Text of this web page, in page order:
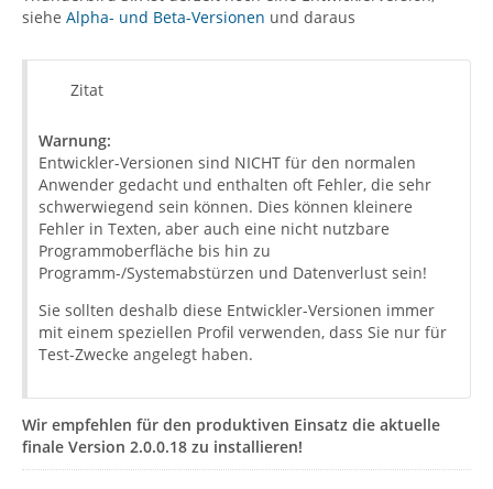
siehe Alpha- und Beta-Versionen und daraus
Zitat
Warnung:
Entwickler-Versionen sind NICHT für den normalen
Anwender gedacht und enthalten oft Fehler, die sehr
schwerwiegend sein können. Dies können kleinere
Fehler in Texten, aber auch eine nicht nutzbare
Programmoberfläche bis hin zu
Programm-/Systemabstürzen und Datenverlust sein!
Sie sollten deshalb diese Entwickler-Versionen immer
mit einem speziellen Profil verwenden, dass Sie nur für
Test-Zwecke angelegt haben.
Wir empfehlen für den produktiven Einsatz die aktuelle
finale Version 2.0.0.18 zu installieren!